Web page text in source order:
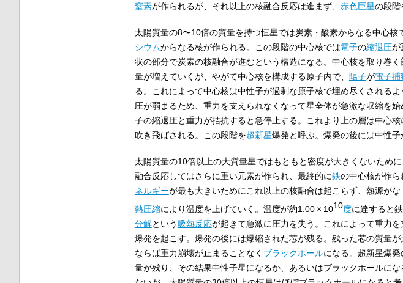
窒素が作られるが、それ以上の核融合反応は進まず、 赤色巨星の段階
太陽質量の8〜10倍の質量を持つ恒星では炭素・酸素からなる中心核
シウムからなる核が作られる。この段階の中心核では電子の縮退圧が
状の部分で炭素の核融合が進むという構造になる。中心核を取り巻
量が増えていくが、やがて中心核を構成する原子内で、 陽子が電子捕
る。これによって中心核は中性子が過剰な原子核で埋め尽くされる
圧が弱まるため、重力を支えられなくなって星全体が急激な収縮を
子の縮退圧と重力が拮抗すると急停止する。これより上の層は中心
吹き飛ばされる。この段階を超新星爆発と呼ぶ。爆発の後には中性
太陽質量の10倍以上の大質量星ではもともと密度が大きくないため
融合反応してはさらに重い元素が作られ、最終的に鉄の中心核が作
ネルギーが最も大きいためにこれ以上の核融合は起こらず、熱源が
熱圧縮により温度を上げていく。温度が約1.00 × 1010度に達すると
分解という吸熱反応が起きて急激に圧力を失う。これによって重力
爆発を起こす。爆発の後には爆縮された芯が残る。残った芯の質量
ならば重力崩壊が止まることなく ブラックホールになる。超新星爆
量が残り、その結果中性子星になるか、あるいはブラックホールに